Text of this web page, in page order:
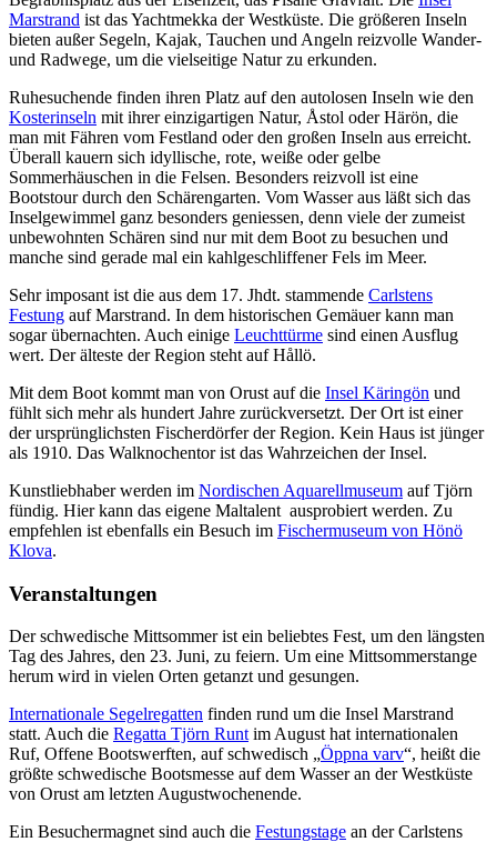
Marstrand ist das Yachtmekka der Westküste. Die größeren Inseln
bieten außer Segeln, Kajak, Tauchen und Angeln reizvolle Wander-
und Radwege, um die vielseitige Natur zu erkunden.
Ruhesuchende finden ihren Platz auf den autolosen Inseln wie den
Kosterinseln mit ihrer einzigartigen Natur, Åstol oder Härön, die
man mit Fähren vom Festland oder den großen Inseln aus erreicht.
Überall kauern sich idyllische, rote, weiße oder gelbe
Sommerhäuschen in die Felsen. Besonders reizvoll ist eine
Bootstour durch den Schärengarten. Vom Wasser aus läßt sich das
Inselgewimmel ganz besonders geniessen, denn viele der zumeist
unbewohnten Schären sind nur mit dem Boot zu besuchen und
manche sind gerade mal ein kahlgeschliffener Fels im Meer.
Sehr imposant ist die aus dem 17. Jhdt. stammende Carlstens
Festung auf Marstrand. In dem historischen Gemäuer kann man
sogar übernachten. Auch einige Leuchttürme sind einen Ausflug
wert. Der älteste der Region steht auf Hållö.
Mit dem Boot kommt man von Orust auf die Insel Käringön und
fühlt sich mehr als hundert Jahre zurückversetzt. Der Ort ist einer
der ursprünglichsten Fischerdörfer der Region. Kein Haus ist jünger
als 1910. Das Walknochentor ist das Wahrzeichen der Insel.
Kunstliebhaber werden im Nordischen Aquarellmuseum auf Tjörn
fündig. Hier kann das eigene Maltalent ausprobiert werden. Zu
empfehlen ist ebenfalls ein Besuch im Fischermuseum von Hönö
Klova.
Veranstaltungen
Der schwedische Mittsommer ist ein beliebtes Fest, um den längsten
Tag des Jahres, den 23. Juni, zu feiern. Um eine Mittsommerstange
herum wird in vielen Orten getanzt und gesungen.
Internationale Segelregatten finden rund um die Insel Marstrand
statt. Auch die Regatta Tjörn Runt im August hat internationalen
Ruf, Offene Bootswerften, auf schwedisch „Öppna varv“, heißt die
größte schwedische Bootsmesse auf dem Wasser an der Westküste
von Orust am letzten Augustwochenende.
Ein Besuchermagnet sind auch die Festungstage an der Carlstens